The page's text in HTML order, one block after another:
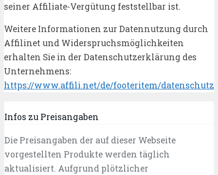
seiner Affiliate-Vergütung feststellbar ist.
Weitere Informationen zur Datennutzung durch
Affilinet und Widerspruchsmöglichkeiten
erhalten Sie in der Datenschutzerklärung des
Unternehmens:
https://www.affili.net/de/footeritem/datenschutz
Infos zu Preisangaben
Die Preisangaben der auf dieser Webseite
vorgestellten Produkte werden täglich
aktualisiert. Aufgrund plötzlicher